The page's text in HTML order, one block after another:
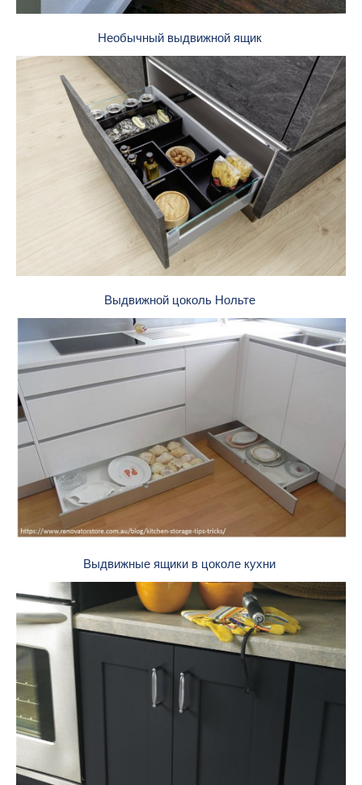
Необычный выдвижной ящик
Выдвижной цоколь Нольте
Выдвижные ящики в цоколе кухни